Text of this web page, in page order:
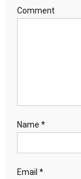
Comment
Name *
Email *